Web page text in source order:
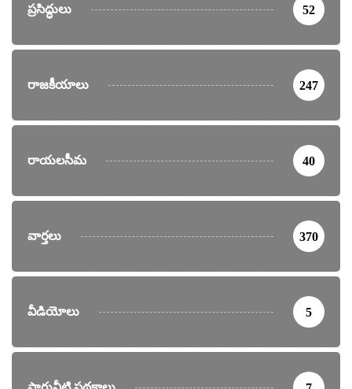
ప్రసిద్ధులు 52
రాజకీయాలు 247
రాయలసీమ 40
వార్తలు 370
వీడియోలు 5